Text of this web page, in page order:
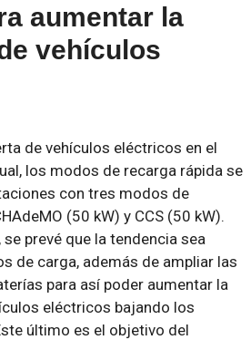
aumentar la
vehículos
de vehículos eléctricos en el
los modos de recarga rápida se
con tres modos de
(50 kW) y CCS (50 kW).
prevé que la tendencia sea
de carga, además de ampliar las
para así poder aumentar la
eléctricos bajando los
último es el objetivo del